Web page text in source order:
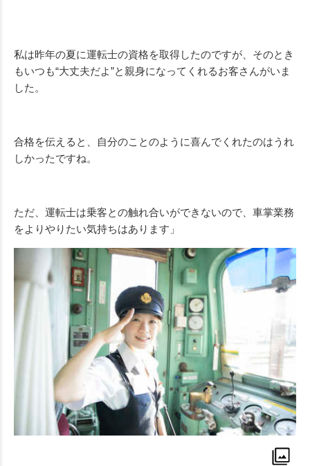
私は昨年の夏に運転士の資格を取得したのですが、そのとき
もいつも“大丈夫だよ”と親身になってくれるお客さんがいま
した。
合格を伝えると、自分のことのように喜んでくれたのはうれ
しかったですね。
ただ、運転士は乗客との触れ合いができないので、車掌業務
をよりやりたい気持ちはあります」